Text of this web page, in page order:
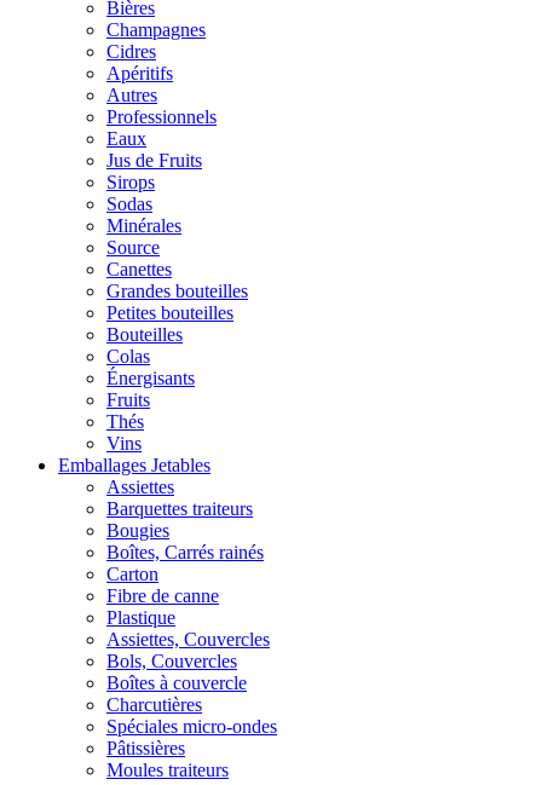
Bières
Champagnes
Cidres
Apéritifs
Autres
Professionnels
Eaux
Jus de Fruits
Sirops
Sodas
Minérales
Source
Canettes
Grandes bouteilles
Petites bouteilles
Bouteilles
Colas
Énergisants
Fruits
Thés
Vins
Emballages Jetables
Assiettes
Barquettes traiteurs
Bougies
Boîtes, Carrés rainés
Carton
Fibre de canne
Plastique
Assiettes, Couvercles
Bols, Couvercles
Boîtes à couvercle
Charcutières
Spéciales micro-ondes
Pâtissières
Moules traiteurs